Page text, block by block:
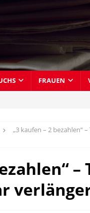
FRAUEN
„3 kaufen – 2 bezahlen“